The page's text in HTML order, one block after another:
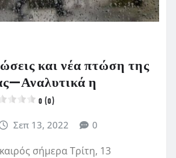
και νέα πτώση της
η
0 (0)
Σεπ 13, 2022 0
σήμερα Τρίτη, 13